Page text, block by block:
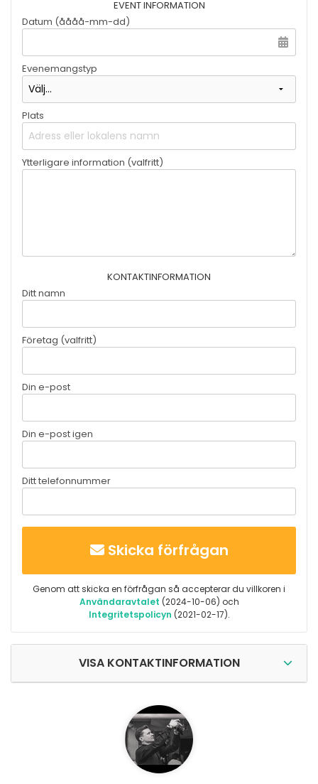
EVENT INFORMATION
Datum (åååå-mm-dd)
Evenemangstyp
Plats
Ytterligare information (valfritt)
KONTAKTINFORMATION
Ditt namn
Företag (valfritt)
Din e-post
Din e-post igen
Ditt telefonnummer
Skicka förfrågan
Genom att skicka en förfrågan så accepterar du villkoren i
Användaravtalet (2024-10-06) och
Integritetspolicyn (2021-02-17).
VISA KONTAKTINFORMATION